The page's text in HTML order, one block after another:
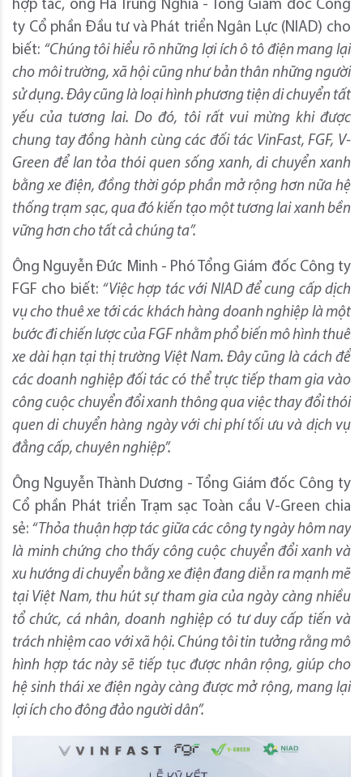
hợp tác, ông Hà Trung Nghĩa - Tổng Giám đốc Công
ty Cổ phần Đầu tư và Phát triển Ngân Lực (NIAD) cho
biết: “Chúng tôi hiểu rõ những lợi ích ô tô điện mang lại
cho môi trường, xã hội cũng như bản thân những người
sử dụng. Đây cũng là loại hình phương tiện di chuyển tất
yếu của tương lai. Do đó, tôi rất vui mừng khi được
chung tay đồng hành cùng các đối tác VinFast, FGF, V-
Green để lan tỏa thói quen sống xanh, di chuyển xanh
bằng xe điện, đồng thời góp phần mở rộng hơn nữa hệ
thống trạm sạc, qua đó kiến tạo một tương lai xanh bền
vững hơn cho tất cả chúng ta”.
Ông Nguyễn Đức Minh - Phó Tổng Giám đốc Công ty
FGF cho biết: “Việc hợp tác với NIAD để cung cấp dịch
vụ cho thuê xe tới các khách hàng doanh nghiệp là một
bước đi chiến lược của FGF nhằm phổ biến mô hình thuê
xe dài hạn tại thị trường Việt Nam. Đây cũng là cách để
các doanh nghiệp đối tác có thể trực tiếp tham gia vào
công cuộc chuyển đổi xanh thông qua việc thay đổi thói
quen di chuyển hàng ngày với chi phí tối ưu và dịch vụ
đẳng cấp, chuyên nghiệp”.
Ông Nguyễn Thành Dương - Tổng Giám đốc Công ty
Cổ phần Phát triển Trạm sạc Toàn cầu V-Green chia
sẻ: “Thỏa thuận hợp tác giữa các công ty ngày hôm nay
là minh chứng cho thấy công cuộc chuyển đổi xanh và
xu hướng di chuyển bằng xe điện đang diễn ra mạnh mẽ
tại Việt Nam, thu hút sự tham gia của ngày càng nhiều
tổ chức, cá nhân, doanh nghiệp có tư duy cấp tiến và
trách nhiệm cao với xã hội. Chúng tôi tin tưởng rằng mô
hình hợp tác này sẽ tiếp tục được nhân rộng, giúp cho
hệ sinh thái xe điện ngày càng được mở rộng, mang lại
lợi ích cho đông đảo người dân”.